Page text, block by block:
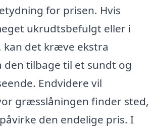
for prisen. Hvis
ukrudtsbefulgt eller i
kan det kræve ekstra
den tilbage til et sundt og
Endvidere vil
græsslåningen finder sted,
den endelige pris. I